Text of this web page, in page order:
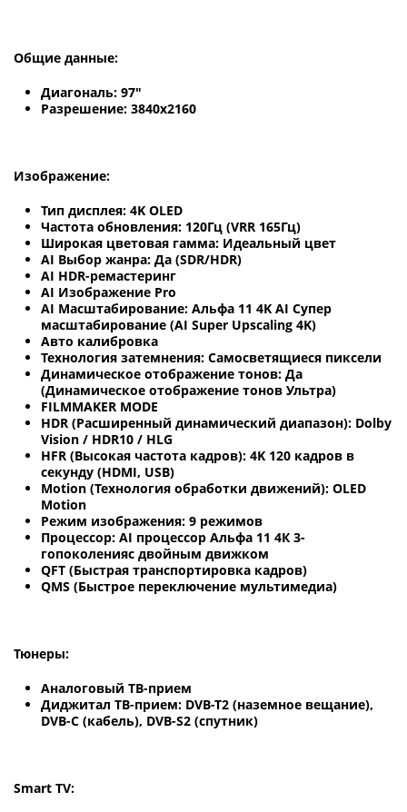
Общие данные:
Диагональ: 97"
Разрешение: 3840x2160
Изображение:
Тип дисплея: 4K OLED
Частота обновления: 120Гц (VRR 165Гц)
Широкая цветовая гамма: Идеальный цвет
AI Выбор жанра: Да (SDR/HDR)
AI HDR-ремастеринг
AI Изображение Pro
AI Масштабирование: Альфа 11 4K AI Супер
масштабирование (AI Super Upscaling 4K)
Авто калибровка
Технология затемнения: Самосветящиеся пиксели
Динамическое отображение тонов: Да
(Динамическое отображение тонов Ультра)
FILMMAKER MODE
HDR (Расширенный динамический диапазон): Dolby
Vision / HDR10 / HLG
HFR (Высокая частота кадров): 4K 120 кадров в
секунду (HDMI, USB)
Motion (Технология обработки движений): OLED
Motion
Режим изображения: 9 режимов
Процессор: AI процессор Альфа 11 4К 3-
гопоколенияс двойным движком
QFT (Быстрая транспортировка кадров)
QMS (Быстрое переключение мультимедиа)
Тюнеры:
Аналоговый ТВ-прием
Диджитал ТВ-прием: DVB-T2 (наземное вещание),
DVB-C (кабель), DVB-S2 (спутник)
Smart TV: